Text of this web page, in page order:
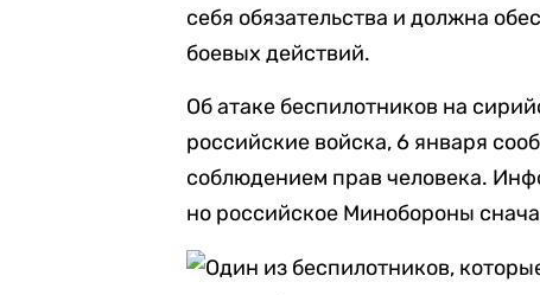
себя обязательства и должна
боевых действий.
Об атаке беспилотников на
российские войска, 6 января
соблюдением прав человека.
но российское Минобороны